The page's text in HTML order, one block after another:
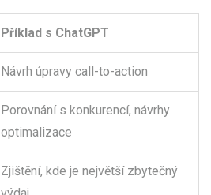
Příklad s ChatGPT
Návrh úpravy call-to-action
Porovnání s konkurencí, návrhy
optimalizace
Zjištění, kde je největší zbytečný